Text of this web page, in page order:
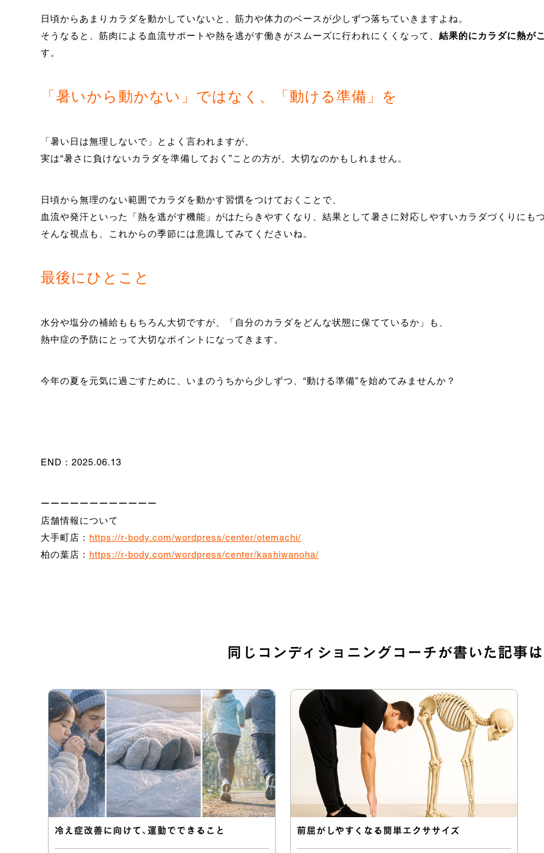
日頃からあまりカラダを動かしていないと、筋力や体力のベースが少しずつ落ちていきますよね。
そうなると、筋肉による血流サポートや熱を逃がす働きがスムーズに行われにくくなって、結果的にカラダに熱が
す。
「暑いから動かない」ではなく、「動ける準備」を
「暑い日は無理しないで」とよく言われますが、
実は“暑さに負けないカラダを準備しておく”ことの方が、大切なのかもしれません。
日頃から無理のない範囲でカラダを動かす習慣をつけておくことで、
血流や発汗といった「熱を逃がす機能」がはたらきやすくなり、結果として暑さに対応しやすいカラダづくりにも
そんな視点も、これからの季節には意識してみてくださいね。
最後にひとこと
水分や塩分の補給ももちろん大切ですが、「自分のカラダをどんな状態に保てているか」も、
熱中症の予防にとって大切なポイントになってきます。
今年の夏を元気に過ごすために、いまのうちから少しずつ、“動ける準備”を始めてみませんか？
END：2025.06.13
ーーーーーーーーーーーー
店舗情報について
大手町店：
https://r-body.com/wordpress/center/otemachi/
柏の葉店：
https://r-body.com/wordpress/center/kashiwanoha/
同じコンディショニングコーチが書いた記事
冷え症改善に向けて、運動でできること 前屈がしやすくなる簡単エクササイズ